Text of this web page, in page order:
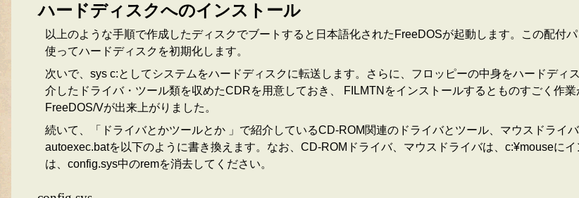
ハードディスクへのインストール
以上のような手順で作成したディスクでブートすると日本語化されたFreeDOSが起動します。この配付
使ってハードディスクを初期化します。
次いで、sys c:としてシステムをハードディスクに転送します。さらに、フロッピーの中身をハードデ
介したドライバ・ツール類を収めたCDRを用意しておき、 FILMTNをインストールするとものすごく作
FreeDOS/Vが出来上がりました。
続いて、「ドライバとかツールとか 」で紹介しているCD-ROM関連のドライバとツール、マウスドライ
autoexec.batを以下のように書き換えます。なお、CD-ROMドライバ、マウスドライバは、c:¥mouseに
は、config.sys中のremを消去してください。